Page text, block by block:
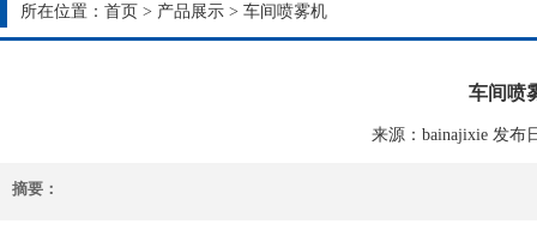
所在位置： 首页 > 产品展示 > 车间喷雾机
车间喷
来源：bainajixie 发布
摘要：